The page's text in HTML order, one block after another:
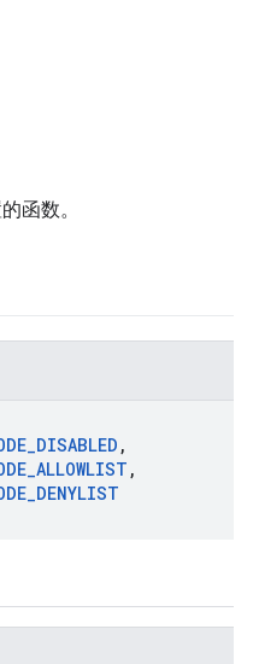
函数。
_DISABLED ,
_ALLOWLIST ,
_DENYLIST